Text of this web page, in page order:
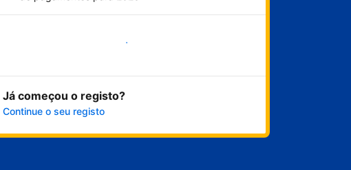
Comece já
Já começou o registo?
Continue o seu registo